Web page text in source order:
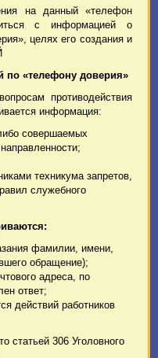
на данный «телефон
с информацией о
целях его создания и
по «телефону доверия»
противодействия
информация:
совершаемых
техникума запретов,
служебного
фамилии, имени,
обращение);
адреса, по
ответ;
действий работников
статьей 306 Уголовного